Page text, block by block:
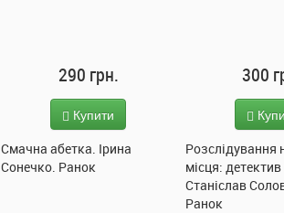
290 грн.
Купити
Смачна абетка. Ірина
Сонечко. Ранок
300
Розслідування
місця:
Станіслав
Ранок